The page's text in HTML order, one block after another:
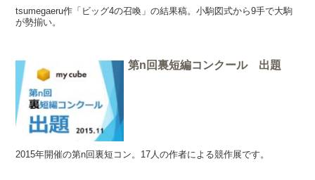
tsumegaeru作「ビッグ4の召喚」の結果稿。小駒図式から9手で大駒
が勢揃い。
第n回裏短編コンクール 出題
2015年開催の第n回裏短コン。17人の作者による競作展です。